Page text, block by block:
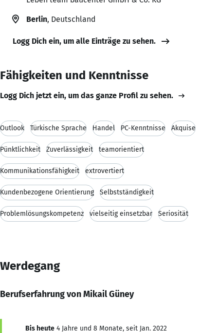
Berlin, Deutschland
Logg Dich ein, um alle Einträge zu sehen.
Fähigkeiten und Kenntnisse
Logg Dich jetzt ein, um das ganze Profil zu sehen.
Outlook Türkische Sprache Handel PC-Kenntnisse Akquise
Pünktlichkeit Zuverlässigkeit teamorientiert
Kommunikationsfähigkeit extrovertiert
Kundenbezogene Orientierung Selbstständigkeit
Problemlösungskompetenz vielseitig einsetzbar Seriosität
Werdegang
Berufserfahrung von Mikail Güney
Bis heute 4 Jahre und 8 Monate, seit Jan. 2022